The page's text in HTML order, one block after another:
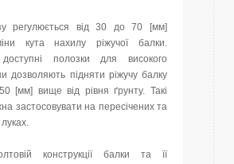
регулюється від 30 до 70 [мм]
кута нахилу ріжучої балки.
полозки для високого
дозволяють підняти ріжучу балку
[мм] вище від рівня ґрунту. Такі
застосовувати на пересічених та
конструкції балки та її